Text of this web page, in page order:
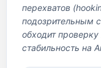
перехватов
подозрительным
обходит
стабильность на